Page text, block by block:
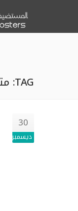
TAG: متجر إلكتروني
30
ديسمبر